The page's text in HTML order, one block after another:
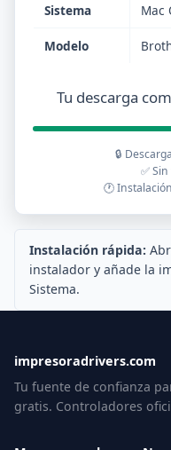
Sistema Mac
Modelo
Tu descarga
🔒
✅
🕐
Instalación rápida:
instalador y añade la
Sistema.
impresoradrivers.com
Tu fuente de confianza
gratis. Controladores